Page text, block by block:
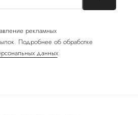
рекламных
Подробнее об обработке
данных